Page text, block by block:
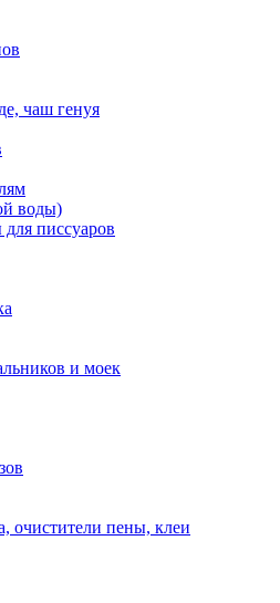
чаш генуя
воды)
писсуаров
и моек
очистители пены, клеи